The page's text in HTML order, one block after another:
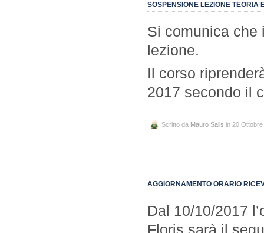
SOSPENSIONE LEZIONE TEORIA
Si comunica che
lezione.
Il corso
2017 secondo il
Scritto da Mauro Salis in 20
AGGIORNAMENTO ORARIO
Dal 10/10/2017
Floris sarà il